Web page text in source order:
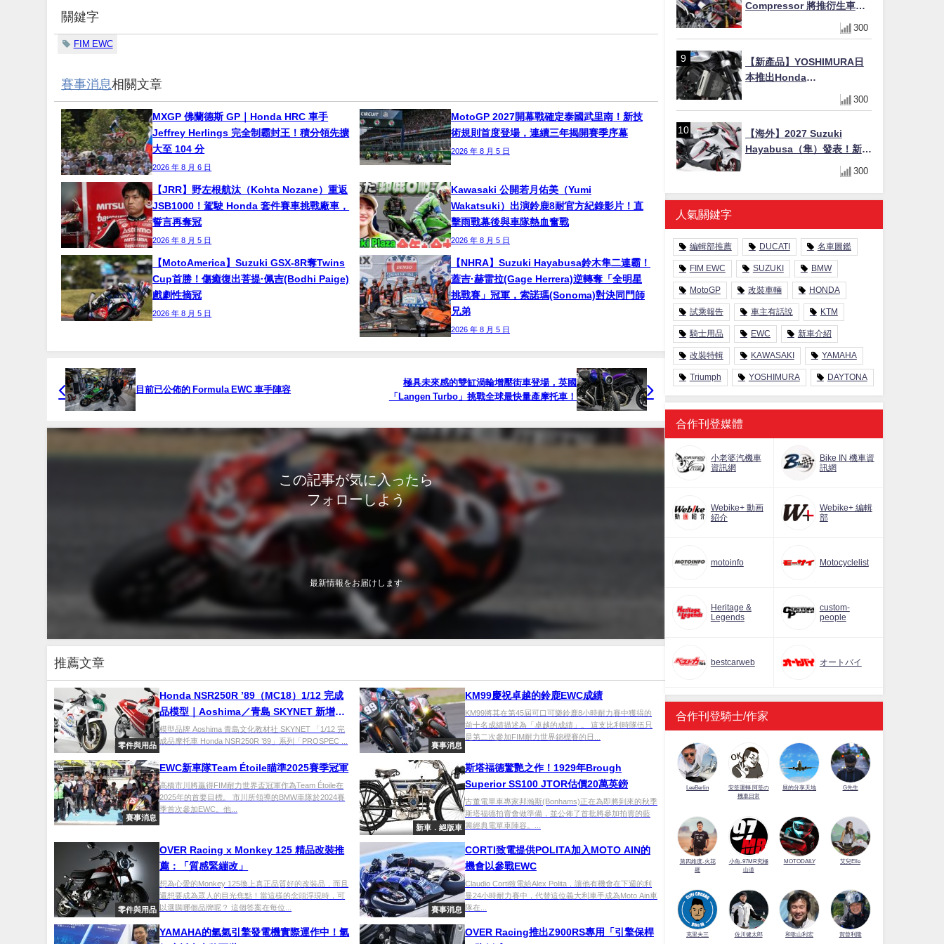
關鍵字
FIM EWC
賽事消息相關文章
MXGP 佛蘭德斯 GP｜Honda HRC 車手
Jeffrey Herlings 完全制霸封王！積分領先擴
大至 104 分
2026 年 8 月 6 日
MotoGP 2027開幕戰確定泰國武里南！新技
術規則首度登場，連續三年揭開賽季序幕
2026 年 8 月 5 日
【JRR】野左根航汰（Kohta Nozane）重返
JSB1000！駕駛 Honda 套件賽車挑戰廠車，
誓言再奪冠
2026 年 8 月 5 日
Kawasaki 公開若月佑美（Yumi
Wakatsuki）出演鈴鹿8耐官方紀錄影片！直
擊雨戰幕後與車隊熱血奮戰
2026 年 8 月 5 日
【MotoAmerica】Suzuki GSX-8R奪Twins
Cup首勝！傷癒復出菩提·佩吉(Bodhi Paige)
戲劇性摘冠
2026 年 8 月 5 日
【NHRA】Suzuki Hayabusa鈴木隼二連霸！
蓋吉·赫雷拉(Gage Herrera)逆轉奪「全明星
挑戰賽」冠軍，索諾瑪(Sonoma)對決同門師
兄弟
2026 年 8 月 5 日
目前已公佈的 Formula EWC 車手陣容
極具未來感的雙缸渦輪增壓街車登場，英國
「Langen Turbo」挑戰全球最快量產摩托車！
この記事が気に入ったら
フォローしよう
最新情報をお届けします
推薦文章
零件與用品
Honda NSR250R ’89（MC18）1/12 完成
品模型｜Aoshima／青島 SKYNET 新增兩
款配色，預購開跑・2026 發售
模型品牌 Aoshima 青島文化教材社 SKYNET 「1/12 完
成品摩托車 Honda NSR250R ’89」系列「PROSPEC ...
賽事消息
KM99慶祝卓越的鈴鹿EWC成績
KM99將其在第45屆可口可樂鈴鹿8小時耐力賽中獲得的
前十名成績描述為「卓越的成績」。 這支比利時隊伍只
是第二次參加FIM耐力世界錦標賽的日...
賽事消息
EWC新車隊Team Étoile瞄準2025賽季冠軍
高橋市川將贏得FIM耐力世界盃冠軍作為Team Étoile在
2025年的首要目標。 市川所領導的BMW車隊於2024賽
季首次參加EWC。他...
新車．絕版車
斯塔福德驚艷之作！1929年Brough
Superior SS100 JTOR估價20萬英鎊
古董電單車專家邦瀚斯(Bonhams)正在為即將到來的秋季
斯塔福德拍賣會做準備，並公佈了首批將參加拍賣的藍
籌經典電單車陣容。...
零件與用品
OVER Racing x Monkey 125 精品改裝推
薦：「質感緊繃改」
想為心愛的Monkey 125換上真正品質好的改裝品，而且
還想要成為眾人的目光焦點！當這樣的念頭浮現時，可
以選購哪個品牌呢？ 這個答案在每位...
賽事消息
CORTI致電提供POLITA加入MOTO AIN的
機會以參戰EWC
Claudio Corti致電給Alex Polita，讓他有機會在下週的利
曼24小時耐力賽中，代替這位義大利車手成為Moto Ain車
隊在...
YAMAHA的氫氣引擎發電機實際運作中！氫
OVER Racing推出Z900RS專用「引擎保桿
Compressor 將推衍生車
系？自然進氣 V3 同步測試
中，CG 預想曝光！
300
【新產品】YOSHIMURA日
本推出Honda
CB1000F/CB1000 HORNET
專用水箱護網，六角網紋設
300
【海外】2027 Suzuki
Hayabusa（隼）發表！新增
Special Edition 特仕版，全
新珍珠白塗裝與專屬配備登
場
300
人氣關鍵字
編輯部推薦 DUCATI 名車圖鑑
FIM EWC SUZUKI BMW
MotoGP 改裝車輛 HONDA
試乘報告 車主有話說 KTM
騎士用品 EWC 新車介紹
改裝特輯 KAWASAKI YAMAHA
Triumph YOSHIMURA DAYTONA
合作刊登媒體
小老婆汽機車
資訊網
Bike IN 機車資
訊網
Webike+ 動画
紹介
Webike+ 編輯
部
motoinfo Motocyclelist
Heritage &
Legends
custom-
people
bestcarweb オートバイ
合作刊登騎士/作家
LeeBerlin
安筌運轉 阿筌の
機車日常
展的分享天地 G先生
第四維度-火花
羅
小魚-97MR究極
山道
MOTODAILY 艾兒Elle
克里夫三 佐川健太郎 和歌山利宏 賀曾利隆